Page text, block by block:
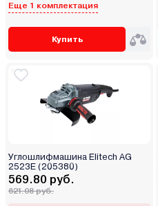
Еще 1 комплектация
Купить
Углошлифмашина Elitech AG
2523E (205380)
569.80 руб.
621.08 руб.